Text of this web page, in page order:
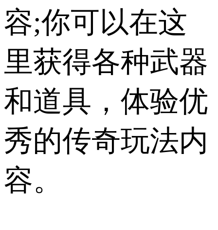
容;你可以在这
里获得各种武器
和道具，体验优
秀的传奇玩法内
容。